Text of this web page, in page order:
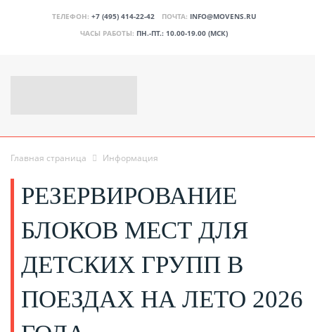
ТЕЛЕФОН: +7 (495) 414-22-42 ПОЧТА: INFO@MOVENS.RU
ЧАСЫ РАБОТЫ: ПН.-ПТ.: 10.00-19.00 (МСК)
Главная страница Информация
РЕЗЕРВИРОВАНИЕ
БЛОКОВ МЕСТ ДЛЯ
ДЕТСКИХ ГРУПП В
ПОЕЗДАХ НА ЛЕТО 2026